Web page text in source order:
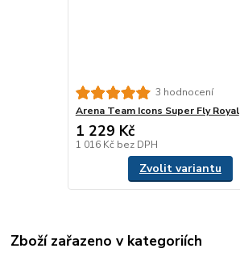
3 hodnocení
Arena Team Icons Super Fly Royal
1 229 Kč
1 016 Kč bez DPH
Zvolit variantu
Zboží zařazeno v kategoriích